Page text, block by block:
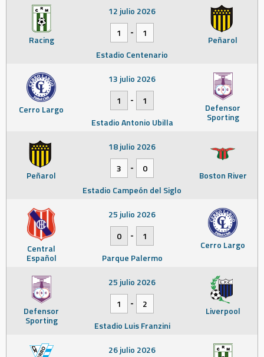
Racing Peñarol
12 julio 2026
1
-
1
Estadio Centenario
Cerro Largo Defensor
Sporting
13 julio 2026
1
-
1
Estadio Antonio Ubilla
Peñarol Boston River
18 julio 2026
3
-
0
Estadio Campeón del Siglo
Central
Español
Cerro Largo
25 julio 2026
0
-
1
Parque Palermo
Defensor
Sporting
Liverpool
25 julio 2026
1
-
2
Estadio Luis Franzini
26 julio 2026